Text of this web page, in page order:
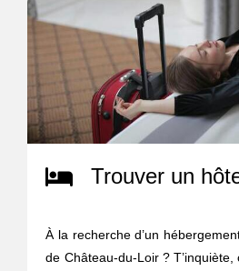
Trouver un
À la recherche d’un
de Château-du-Loir ?